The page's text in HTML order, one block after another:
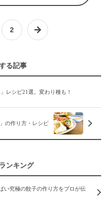
2
る記事
レシピ21選。変わり種も！
の作り方・レシピ
ンキング
い究極の餃子の作り方をプロが伝